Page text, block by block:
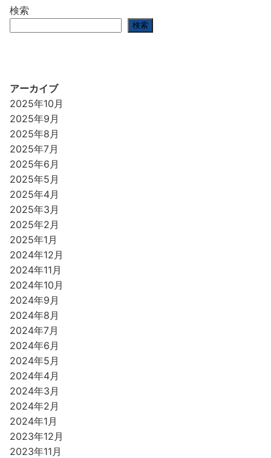
検索
検索
アーカイブ
2025年10月
2025年9月
2025年8月
2025年7月
2025年6月
2025年5月
2025年4月
2025年3月
2025年2月
2025年1月
2024年12月
2024年11月
2024年10月
2024年9月
2024年8月
2024年7月
2024年6月
2024年5月
2024年4月
2024年3月
2024年2月
2024年1月
2023年12月
2023年11月